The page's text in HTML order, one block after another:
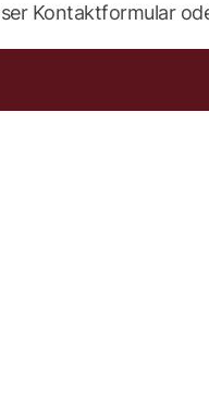
Kontaktformular